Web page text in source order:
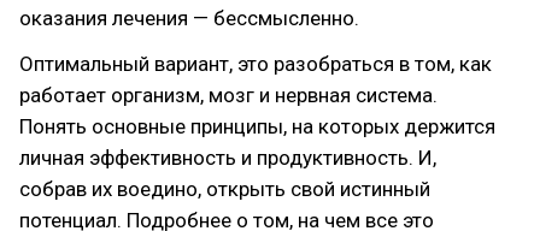
оказания лечения — бессмысленно.
Оптимальный вариант, это разобраться в том, как
работает организм, мозг и нервная система.
Понять основные принципы, на которых держится
личная эффективность и продуктивность. И,
собрав их воедино, открыть свой истинный
потенциал. Подробнее о том, на чем все это